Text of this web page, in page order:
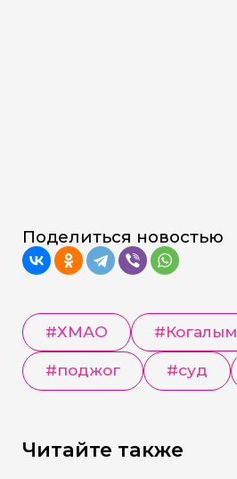
Поделиться новостью
#ХМАО #Когалым
#поджог #суд
Читайте также